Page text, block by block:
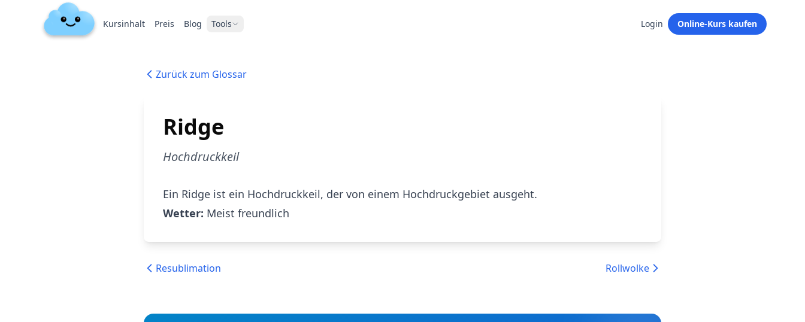
Kursinhalt Preis Blog Tools Login Online-Kurs kaufen
Zurück zum Glossar
Ridge
Hochdruckkeil
Ein Ridge ist ein Hochdruckkeil, der von einem Hochdruckgebiet ausgeht.
Wetter: Meist freundlich
Resublimation Rollwolke